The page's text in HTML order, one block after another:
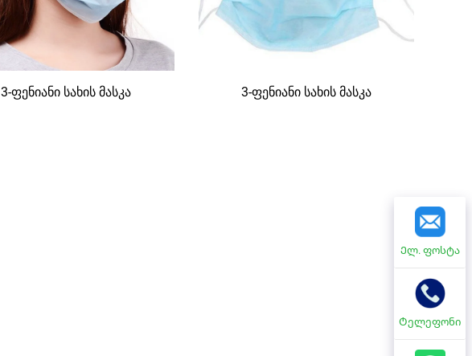
3-ფენიანი სახის მასკა 3-ფენიანი სახის მასკა
Ელ. ფოსტა
Ტელეფონი